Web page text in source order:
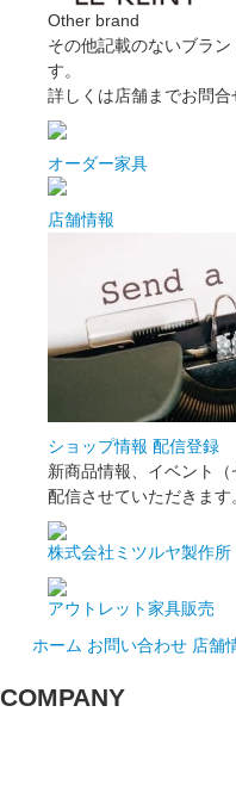
Other brand
その他記載のないブラ
す。
詳しくは店舗までお問合
オーダー家具
店舗情報
ショップ情報 配信登録
新商品情報、イベント
配信させていただきます
株式会社ミツルヤ製作所
アウトレット家具販売
ホーム お問い合わせ 店舗
COMPANY